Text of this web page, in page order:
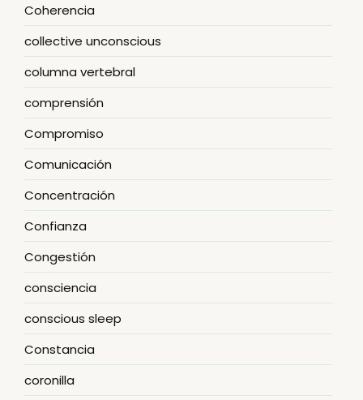
Coherencia
collective unconscious
columna vertebral
comprensión
Compromiso
Comunicación
Concentración
Confianza
Congestión
consciencia
conscious sleep
Constancia
coronilla